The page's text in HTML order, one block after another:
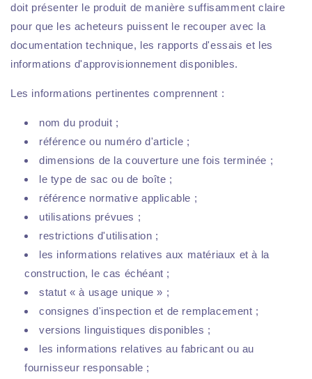
doit présenter le produit de manière suffisamment claire
pour que les acheteurs puissent le recouper avec la
documentation technique, les rapports d'essais et les
informations d'approvisionnement disponibles.
Les informations pertinentes comprennent :
nom du produit ;
référence ou numéro d'article ;
dimensions de la couverture une fois terminée ;
le type de sac ou de boîte ;
référence normative applicable ;
utilisations prévues ;
restrictions d'utilisation ;
les informations relatives aux matériaux et à la
construction, le cas échéant ;
statut « à usage unique » ;
consignes d'inspection et de remplacement ;
versions linguistiques disponibles ;
les informations relatives au fabricant ou au
fournisseur responsable ;